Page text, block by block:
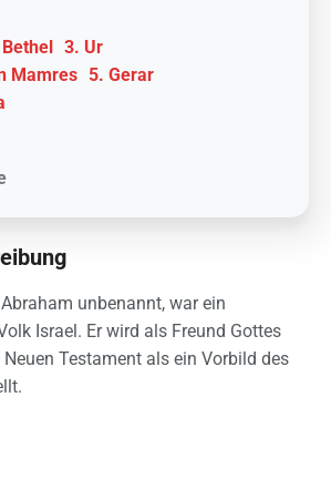
Bethel
Ur
Mamres
Gerar
unbenannt, war ein
Israel. Er wird als Freund Gottes
Testament als ein Vorbild des